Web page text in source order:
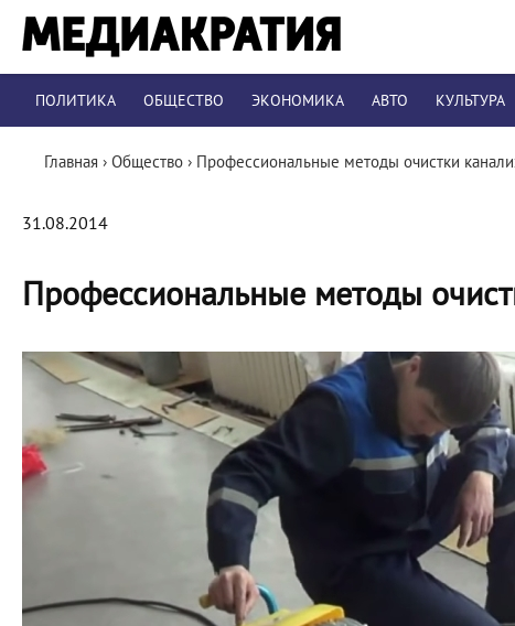
ПОЛИТИКА ОБЩЕСТВО ЭКОНОМИКА АВТО КУЛЬТУРА
Главная › Общество › Профессиональные методы очистки
31.08.2014
Профессиональные методы